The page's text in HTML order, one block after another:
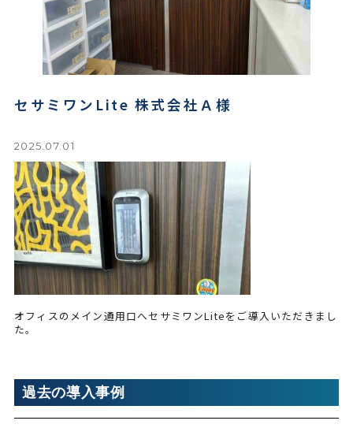
セサミワンLite 株式会社Ａ様
2025.07.01
オフィスのメイン通用口へセサミワンLiteをご導入いただきまし
た。
過去の導入事例